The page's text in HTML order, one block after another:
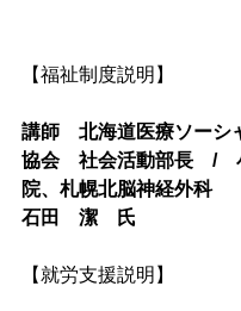
【福祉制度説明】
講師　北海道医療ソーシ
協会　社会活動部長　/
院、札幌北脳神経外科
石田　潔　氏
【就労支援説明】